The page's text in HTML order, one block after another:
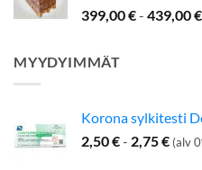
399,00€- 439,00€
MYYDYIMMÄT
Korona sylkitesti
2,50€- 2,75€ (alv